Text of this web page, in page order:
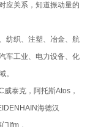
应关系，知道振动量的
纺织、注塑、冶金、航
车工业、电力设备、化
。
泰克，阿托斯Atos，
海德汉
Ifm，